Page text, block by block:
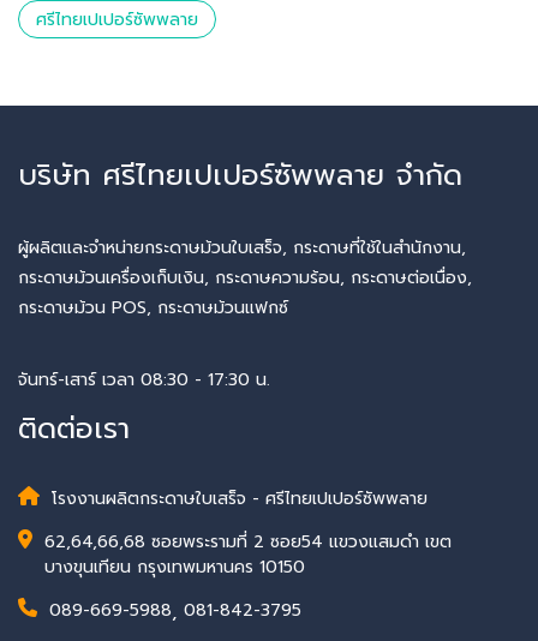
ศรีไทยเปเปอร์ซัพพลาย
บริษัท ศรีไทยเปเปอร์ซัพพลาย จำกัด
ผู้ผลิตและจำหน่ายกระดาษม้วนใบเสร็จ, กระดาษที่ใช้ในสำนักงาน,
กระดาษม้วนเครื่องเก็บเงิน, กระดาษความร้อน, กระดาษต่อเนื่อง,
กระดาษม้วน POS, กระดาษม้วนแฟกซ์
จันทร์-เสาร์ เวลา 08:30 - 17:30 น.
ติดต่อเรา
โรงงานผลิตกระดาษใบเสร็จ - ศรีไทยเปเปอร์ซัพพลาย
62,64,66,68 ซอยพระรามที่ 2 ซอย54 แขวงแสมดำ เขต
บางขุนเทียน กรุงเทพมหานคร 10150
089-669-5988, 081-842-3795